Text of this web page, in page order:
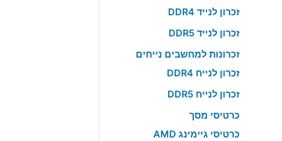
זכרון לנייד DDR4
זכרון לנייד DDR5
זכרונות למחשבים נייחים
זכרון לנייח DDR4
זכרון לנייח DDR5
כרטיסי מסך
כרטיסי גיימינג AMD